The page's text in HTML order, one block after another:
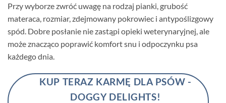
Przy wyborze zwróć uwagę na rodzaj pianki, grubość
materaca, rozmiar, zdejmowany pokrowiec i antypoślizgowy
spód. Dobre posłanie nie zastąpi opieki weterynaryjnej, ale
może znacząco poprawić komfort snu i odpoczynku psa
każdego dnia.
KUP TERAZ KARMĘ DLA PSÓW -
DOGGY DELIGHTS!